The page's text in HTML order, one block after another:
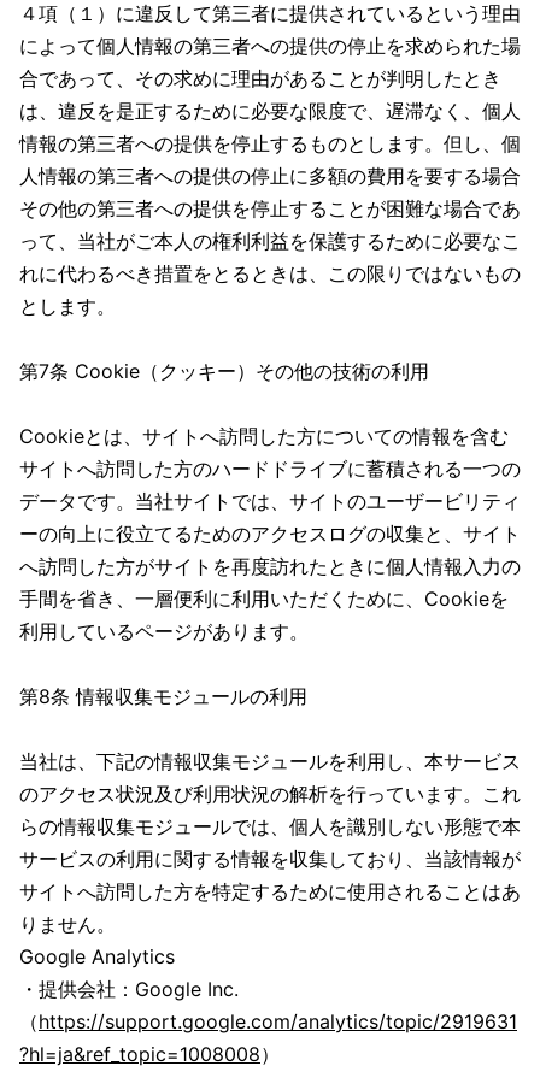
４項（１）に違反して第三者に提供されているという理由
によって個人情報の第三者への提供の停止を求められた場
合であって、その求めに理由があることが判明したとき
は、違反を是正するために必要な限度で、遅滞なく、個人
情報の第三者への提供を停止するものとします。但し、個
人情報の第三者への提供の停止に多額の費用を要する場合
その他の第三者への提供を停止することが困難な場合であ
って、当社がご本人の権利利益を保護するために必要なこ
れに代わるべき措置をとるときは、この限りではないもの
とします。
第7条 Cookie（クッキー）その他の技術の利用
Cookieとは、サイトへ訪問した方についての情報を含む
サイトへ訪問した方のハードドライブに蓄積される一つの
データです。当社サイトでは、サイトのユーザービリティ
ーの向上に役立てるためのアクセスログの収集と、サイト
へ訪問した方がサイトを再度訪れたときに個人情報入力の
手間を省き、一層便利に利用いただくために、Cookieを
利用しているページがあります。
第8条 情報収集モジュールの利用
当社は、下記の情報収集モジュールを利用し、本サービス
のアクセス状況及び利用状況の解析を行っています。これ
らの情報収集モジュールでは、個人を識別しない形態で本
サービスの利用に関する情報を収集しており、当該情報が
サイトへ訪問した方を特定するために使用されることはあ
りません。
Google Analytics
・提供会社：Google Inc.
（https://support.google.com/analytics/topic/2919631
?hl=ja&ref_topic=1008008）